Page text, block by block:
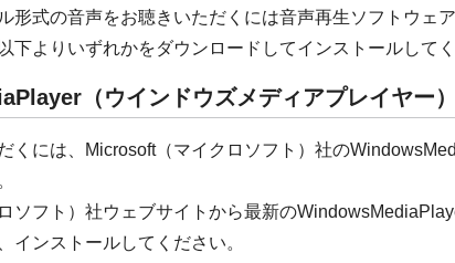
形式の音声をお聴きいただくには音声再生ソフトウェア
下よりいずれかをダウンロードしてインストールしてく
（ウインドウズメディアプレイヤー）
くには、Microsoft（マイクロソフト）社の
ソフト）社ウェブサイトから最新の
インストールしてください。